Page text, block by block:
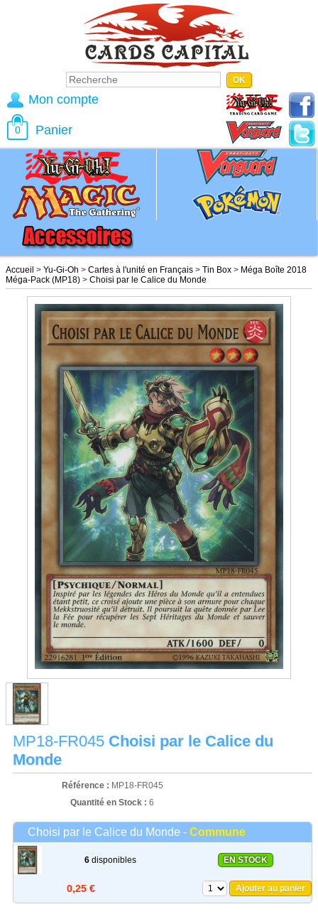
Accueil > Yu-Gi-Oh > Cartes à l'unité en Français > Tin Box > Méga Boîte 2018
Méga-Pack (MP18) > Choisi par le Calice du Monde
MP18-FR045 Choisi par le Calice du
Monde
Référence : MP18-FR045
Quantité en Stock : 6
Choisi par le Calice du Monde - Commune
6 disponibles EN STOCK
0,25 € Ajouter au panier
Mon compte
0 Panier